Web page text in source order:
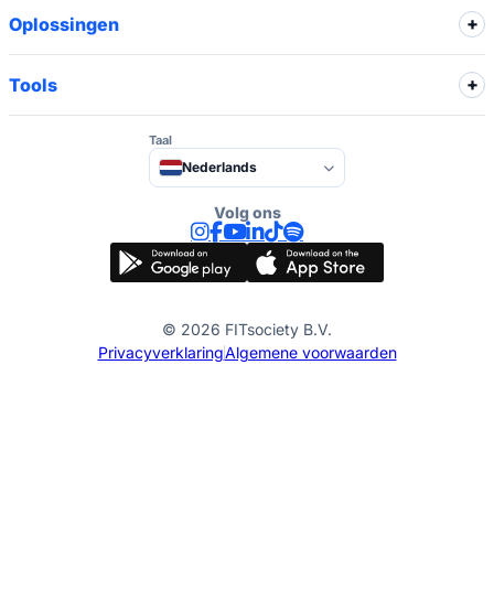
Oplossingen
Tools
Taal
Nederlands
Volg ons
© 2026 FITsociety B.V.
PrivacyverklaringAlgemene voorwaarden